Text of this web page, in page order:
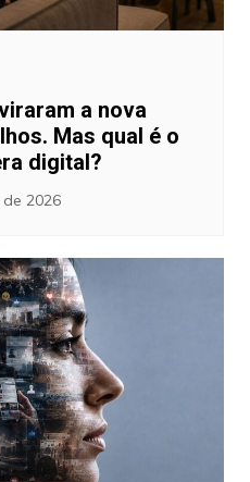
a nova
Mas qual é o
digital?
2026